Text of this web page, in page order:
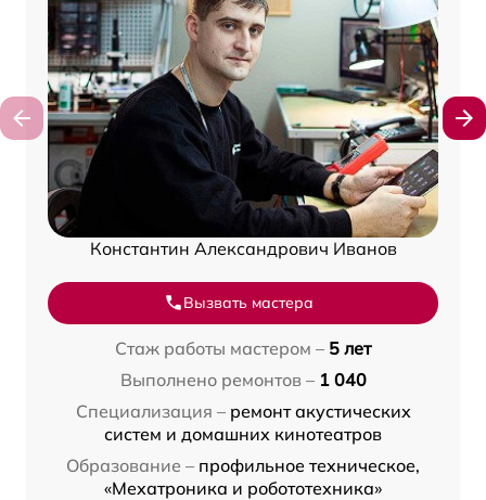
Константин Александрович Иванов
Вызвать мастера
Стаж работы мастером – 5 лет
Выполнено ремонтов – 1 040
Специализация – ремонт акустических
систем и домашних кинотеатров
Образование – профильное техническое,
«Мехатроника и робототехника»